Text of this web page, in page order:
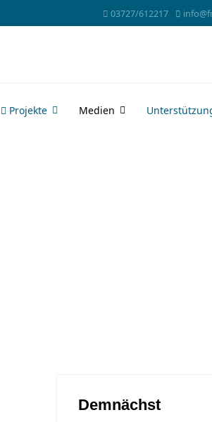
03727/612217
Projekte Medien
Demnächst